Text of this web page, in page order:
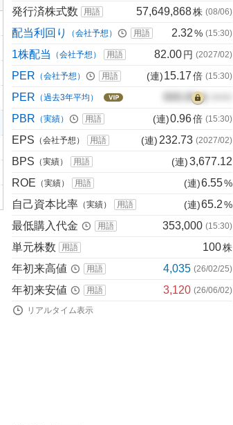
発行済株式数 用語 57,649,868株 (08/06)
配当利回り （会社予想） 用語 2.32% (15:30)
1株配当 （会社予想） 用語 82.00円 (2027/02)
PER （会社予想） 用語 (連)15.17倍 (15:30)
PER （過去3年平均） 000.00倍
PBR （実績） 用語 (連)0.96倍 (15:30)
EPS （会社予想） 用語 (連) 232.73 (2027/02)
BPS （実績） 用語 (連)3,677.12
ROE （実績） 用語 (連)6.55%
自己資本比率 （実績） 用語 (連)65.2%
最低購入代金 用語 353,000 (15:30)
単元株数 用語 100株
年初来高値 用語 4,035 (26/02/25)
年初来安値 用語 3,120 (26/06/02)
リアルタイム表示